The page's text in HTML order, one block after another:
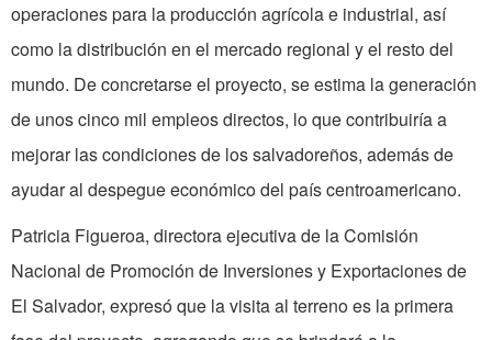
operaciones para la producción agrícola e industrial, así
como la distribución en el mercado regional y el resto del
mundo. De concretarse el proyecto, se estima la generación
de unos cinco mil empleos directos, lo que contribuiría a
mejorar las condiciones de los salvadoreños, además de
ayudar al despegue económico del país centroamericano.
Patricia Figueroa, directora ejecutiva de la Comisión
Nacional de Promoción de Inversiones y Exportaciones de
El Salvador, expresó que la visita al terreno es la primera